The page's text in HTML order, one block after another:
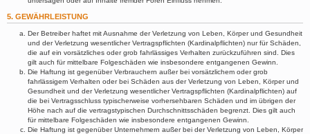
5. GEWÄHRLEISTUNG
Der Betreiber haftet mit Ausnahme der Verletzung von Leben, Körper und Gesundheit
und der Verletzung wesentlicher Vertragspflichten (Kardinalpflichten) nur für Schäden,
die auf ein vorsätzliches oder grob fahrlässiges Verhalten zurückzuführen sind. Dies
gilt auch für mittelbare Folgeschäden wie insbesondere entgangenen Gewinn.
Die Haftung ist gegenüber Verbrauchern außer bei vorsätzlichem oder grob
fahrlässigem Verhalten oder bei Schäden aus der Verletzung von Leben, Körper und
Gesundheit und der Verletzung wesentlicher Vertragspflichten (Kardinalpflichten) auf
die bei Vertragsschluss typischerweise vorhersehbaren Schäden und im übrigen der
Höhe nach auf die vertragstypischen Durchschnittsschäden begrenzt. Dies gilt auch
für mittelbare Folgeschäden wie insbesondere entgangenen Gewinn.
Die Haftung ist gegenüber Unternehmern außer bei der Verletzung von Leben, Körper